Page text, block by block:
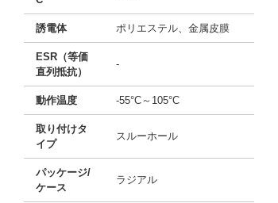
誘電体 ポリエステル、金属皮膜
ESR（等価
直列抵抗）
-
動作温度 -55°C～105°C
取り付けタ
イプ
スルーホール
パッケージ/
ケース
ラジアル